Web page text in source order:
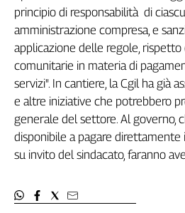
Friuli
Venezia
Giulia
Lazio
Liguria
Lombardia
Marche
Piemonte
Puglia
Toscana
principio di responsabilità di
amministrazione compresa, e
applicazione delle regole,
comunitarie in materia di
servizi". In cantiere, la Cgil ha già
e altre iniziative che potrebbero
generale del settore. Al governo,
disponibile a pagare direttamente
su invito del sindacato, faranno